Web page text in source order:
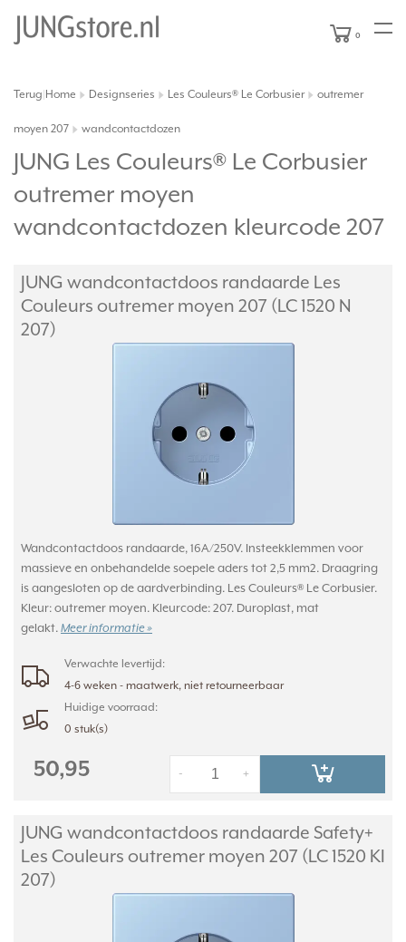
0
Terug Home Designseries Les Couleurs® Le Corbusier outremer
moyen 207 wandcontactdozen
JUNG Les Couleurs® Le Corbusier
outremer moyen
wandcontactdozen kleurcode 207
JUNG wandcontactdoos randaarde Les
Couleurs outremer moyen 207 (LC 1520 N
207)
Wandcontactdoos randaarde, 16A/250V. Insteekklemmen voor
massieve en onbehandelde soepele aders tot 2,5 mm2. Draagring
is aangesloten op de aardverbinding. Les Couleurs® Le Corbusier.
Kleur: outremer moyen. Kleurcode: 207. Duroplast, mat
gelakt. Meer informatie »
Verwachte levertijd:
4-6 weken - maatwerk, niet retourneerbaar
Huidige voorraad:
0 stuk(s)
50,95 +
-
JUNG wandcontactdoos randaarde Safety+
Les Couleurs outremer moyen 207 (LC 1520 KI
207)